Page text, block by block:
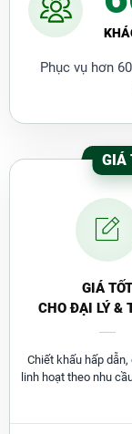
Phục vụ hơn
GIÁ
GIÁ TỐT
CHO ĐẠI LÝ &
Chiết khấu hấp
linh hoạt theo nhu